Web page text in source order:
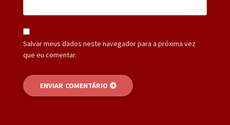
Salvar meus dados neste navegador para a próxima vez
que eu comentar.